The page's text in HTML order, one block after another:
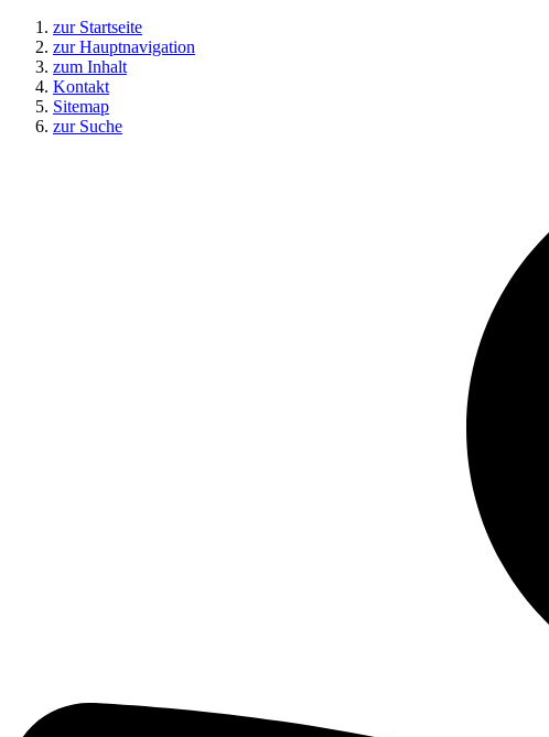
zur Startseite
zur Hauptnavigation
zum Inhalt
Kontakt
Sitemap
zur Suche